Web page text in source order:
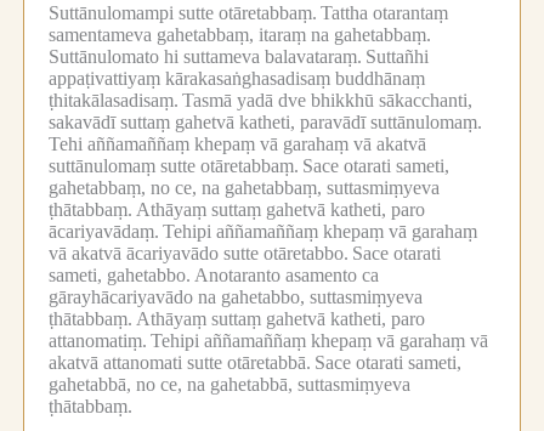
Suttānulomampi sutte otāretabbaṃ. Tattha otarantaṃ
samentameva gahetabbaṃ, itaraṃ na gahetabbaṃ.
Suttānulomato hi suttameva balavataraṃ. Suttañhi
appaṭivattiyaṃ kārakasaṅghasadisaṃ buddhānaṃ
ṭhitakālasadisaṃ. Tasmā yadā dve bhikkhū sākacchanti,
sakavādī suttaṃ gahetvā katheti, paravādī suttānulomaṃ.
Tehi aññamaññaṃ khepaṃ vā garahaṃ vā akatvā
suttānulomaṃ sutte otāretabbaṃ. Sace otarati sameti,
gahetabbaṃ, no ce, na gahetabbaṃ, suttasmiṃyeva
ṭhātabbaṃ. Athāyaṃ suttaṃ gahetvā katheti, paro
ācariyavādaṃ. Tehipi aññamaññaṃ khepaṃ vā garahaṃ
vā akatvā ācariyavādo sutte otāretabbo. Sace otarati
sameti, gahetabbo. Anotaranto asamento ca
gārayhācariyavādo na gahetabbo, suttasmiṃyeva
ṭhātabbaṃ. Athāyaṃ suttaṃ gahetvā katheti, paro
attanomatiṃ. Tehipi aññamaññaṃ khepaṃ vā garahaṃ vā
akatvā attanomati sutte otāretabbā. Sace otarati sameti,
gahetabbā, no ce, na gahetabbā, suttasmiṃyeva
ṭhātabbaṃ.